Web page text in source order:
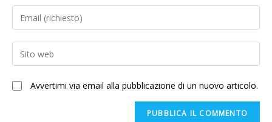
tuo
nome
nome
utente
per
Inserisci
il
tuo
indirizzo
per
Enter
your
website
URL
Avvertimi via email alla pubblicazione di un nuovo articolo.